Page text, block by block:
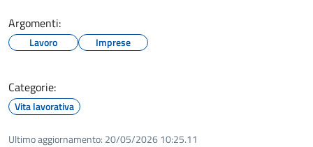
Argomenti:
Lavoro Imprese
Categorie:
Vita lavorativa
Ultimo aggiornamento: 20/05/2026 10:25.11